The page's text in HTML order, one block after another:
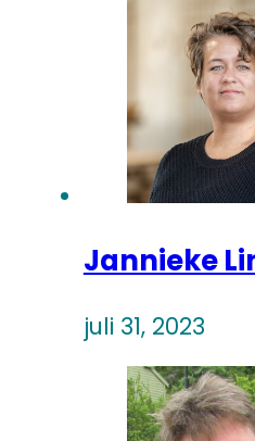
Jannieke
juli 31, 2023